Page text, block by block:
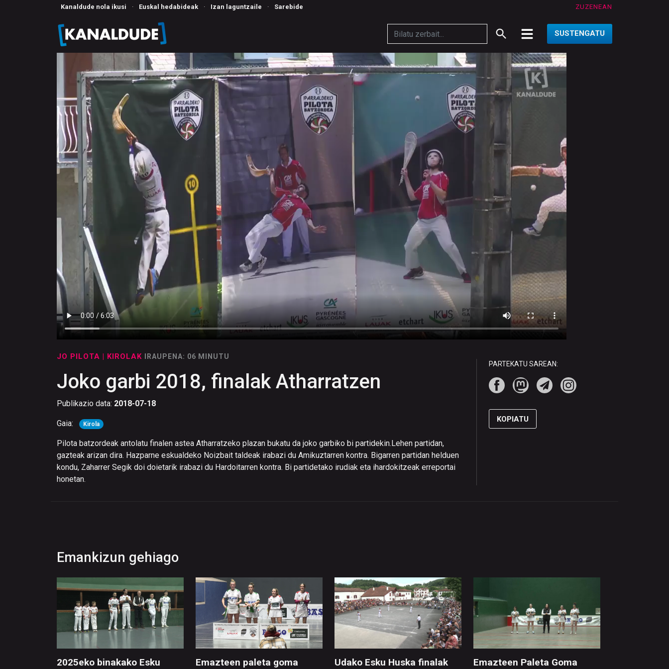
Kanaldude nola ikusi · Euskal hedabideak · Izan laguntzaile · Sarebide ZUZENEAN
SUSTENGATU
JO PILOTA | KIROLAK IRAUPENA: 06 MINUTU
Joko garbi 2018, finalak Atharratzen
Publikazio data: 2018-07-18
Gaia: Kirola
Pilota batzordeak antolatu finalen astea Atharratzeko plazan bukatu da joko garbiko bi partidekin.Lehen partidan,
gazteak arizan dira. Hazparne eskualdeko Noizbait taldeak irabazi du Amikuztarren kontra. Bigarren partidan helduen
kondu, Zaharrer Segik doi doietarik irabazi du Hardoitarren kontra. Bi partidetako irudiak eta ihardokitzeak erreportai
honetan.
PARTEKATU SAREAN:
KOPIATU
Emankizun gehiago
2025eko binakako Esku
Emazteen paleta goma
Udako Esku Huska finalak
Emazteen Paleta Goma